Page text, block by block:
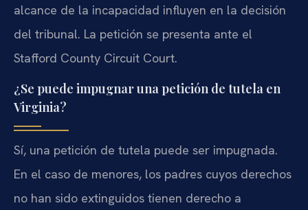
alcance de la incapacidad influyen en la decisión
del tribunal. La petición se presenta ante el
Stafford County Circuit Court.
¿Se puede impugnar una petición de tutela en
Virginia?
Sí, una petición de tutela puede ser impugnada.
En el caso de menores, los padres cuyos derechos
no han sido extinguidos tienen derecho a